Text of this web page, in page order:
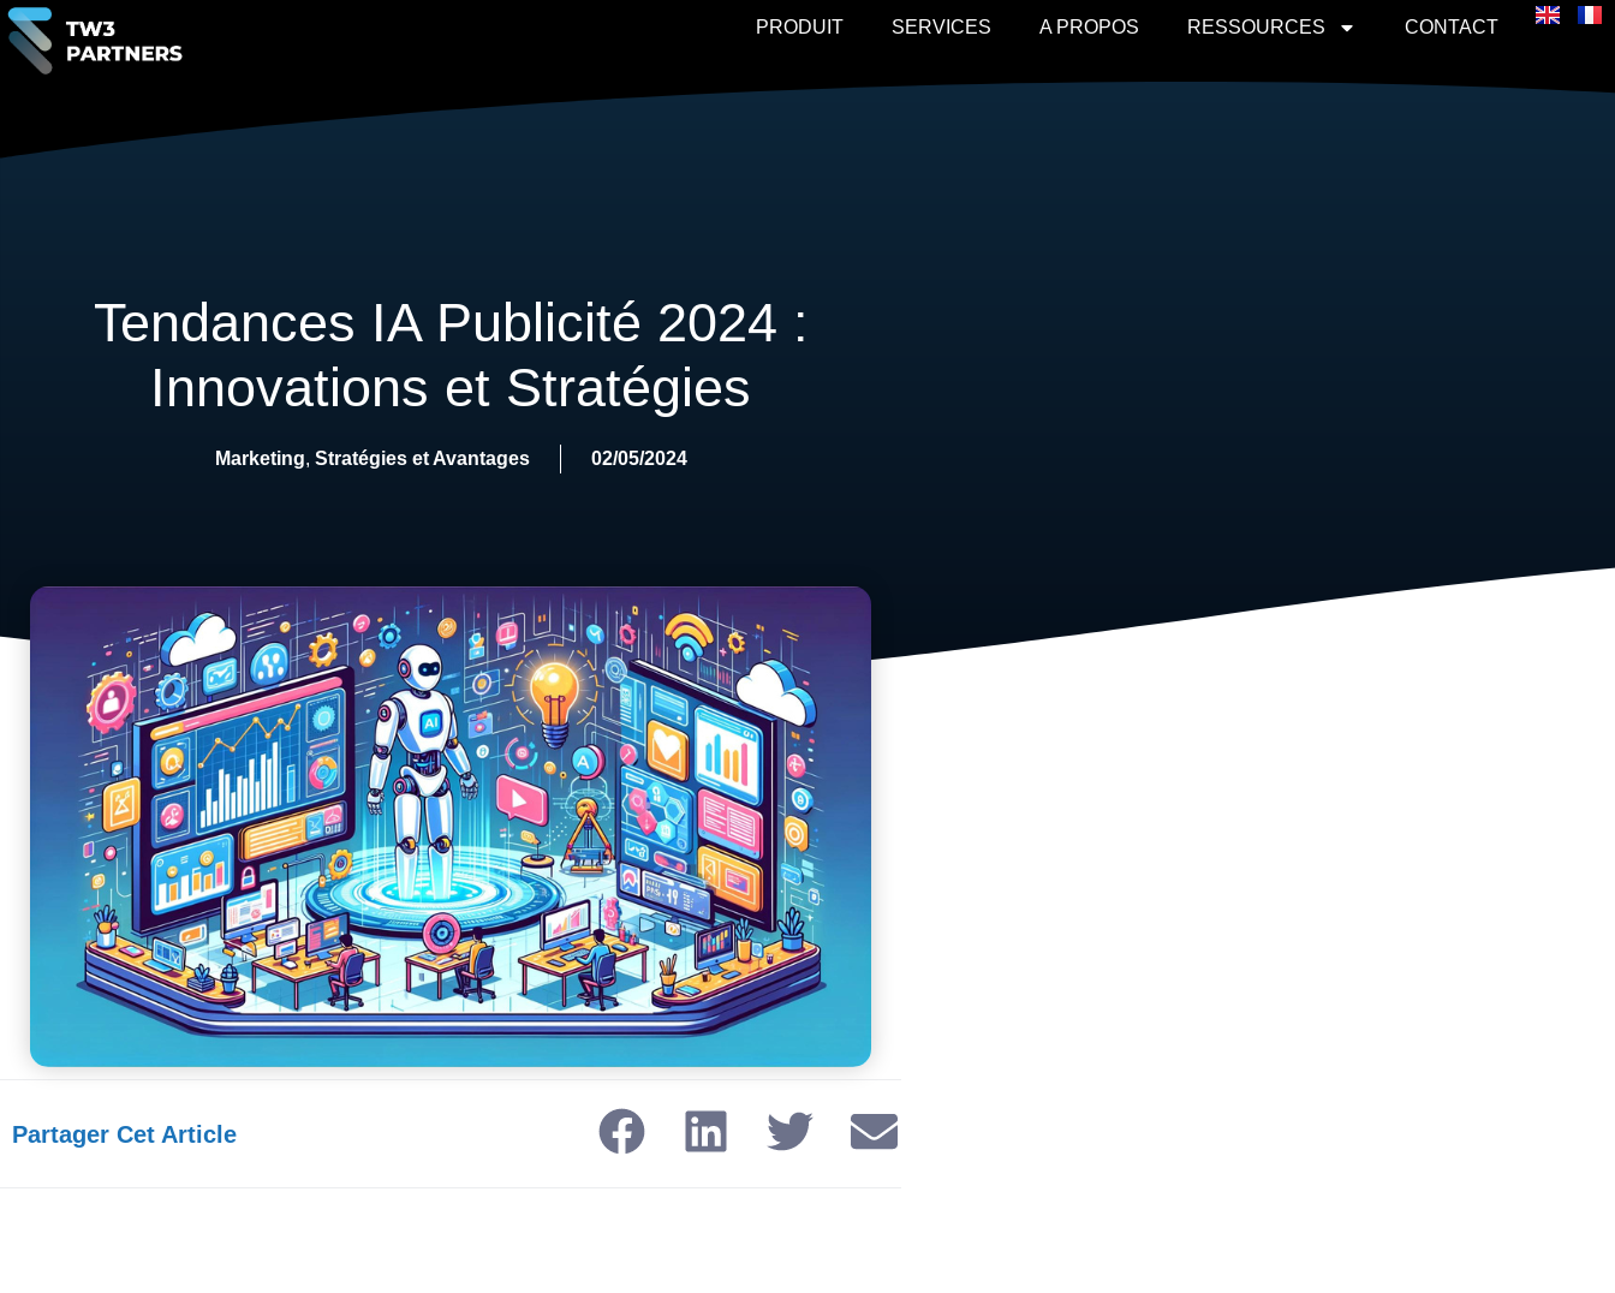
PRODUIT SERVICES A PROPOS RESSOURCES CONTACT
Tendances IA Publicité 2024 :
Innovations et Stratégies
Marketing, Stratégies et Avantages 02/05/2024
Partager Cet Article​